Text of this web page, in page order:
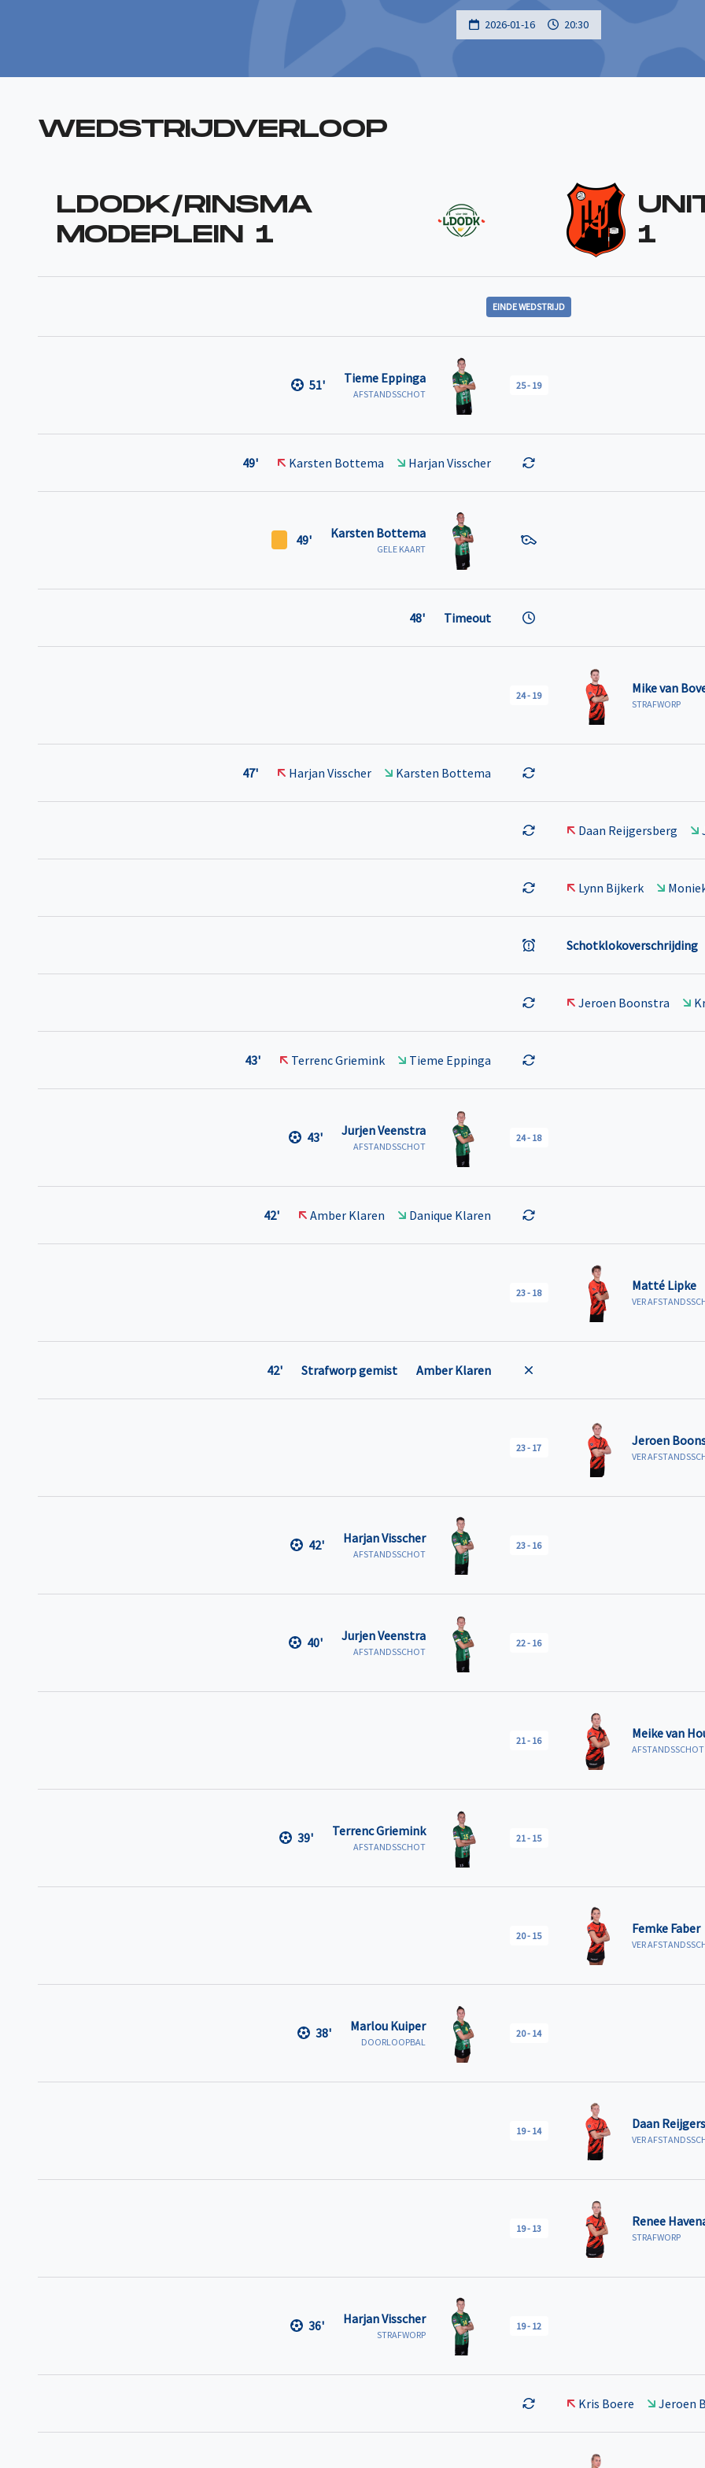
2026-01-16 20:30
WEDSTRIJDVERLOOP
LDODK/RINSMA
MODEPLEIN 1
1
EINDE WEDSTRIJD
Tieme Eppinga
AFSTANDSSCHOT
51' 25- 19
Karsten Bottema Harjan Visscher
49'
Karsten Bottema
GELE KAART
49'
Timeout
48'
24- 19 Mike van
STRAFWORP
Harjan Visscher Karsten Bottema
47'
Daan Reijgersberg
Lynn Bijkerk
Schotklokoverschrijding
Jeroen Boonstra
Terrenc Griemink Tieme Eppinga
43'
Jurjen Veenstra
AFSTANDSSCHOT
43' 24- 18
Amber Klaren Danique Klaren
42'
23- 18 Matté Lipke
VER
Amber Klaren
Strafworp gemist
42'
23- 17 Jeroen
VER
Harjan Visscher
AFSTANDSSCHOT
42' 23- 16
Jurjen Veenstra
AFSTANDSSCHOT
40' 22- 16
21- 16 Meike van
AFSTANDSSCHOT
Terrenc Griemink
AFSTANDSSCHOT
39' 21- 15
20- 15 Femke Faber
VER
Marlou Kuiper
DOORLOOPBAL
38' 20- 14
19- 14 Daan
VER
19- 13 Renee
STRAFWORP
Harjan Visscher
STRAFWORP
36' 19- 12
Kris Boere Jeroen